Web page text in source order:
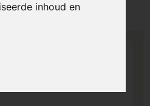
inhoud en
BTW)